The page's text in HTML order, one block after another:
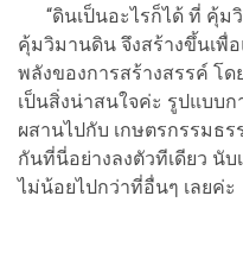
“ดินเป็นอะไรก็ได้ ที่ คุ้มวิ
คุ้มวิมานดิน จึงสร้างขึ้นเพื่
พลังของการสร้างสรรค์ โด
เป็นสิ่งน่าสนใจค่ะ รูปแบบ
ผสานไปกับ เกษตรกรรมธ
กันที่นี่อย่างลงตัวทีเดียว นั
ไม่น้อยไปกว่าที่อื่นๆ เลยค่ะ